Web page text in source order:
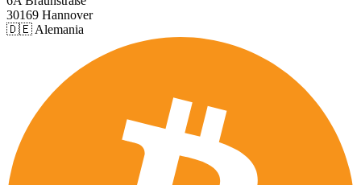
30169 Hannover
🇩🇪 Alemania